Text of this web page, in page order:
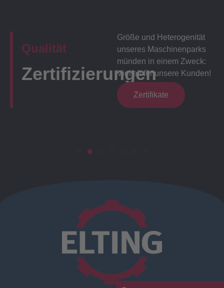
Qualität
Zertifizierungen
Größe und Heterogenität
unseres Maschinenparks
münden in einem Zweck:
Vielfalt für unsere Kunden!
Zertifikate